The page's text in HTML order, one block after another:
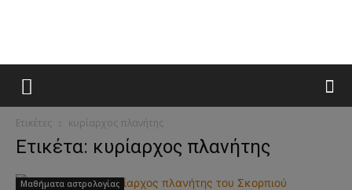
Ετικέτες κυρίαρχος πλανήτης
Ετικέτα: κυρίαρχος πλανήτης
Μαθήματα αστρολογίας